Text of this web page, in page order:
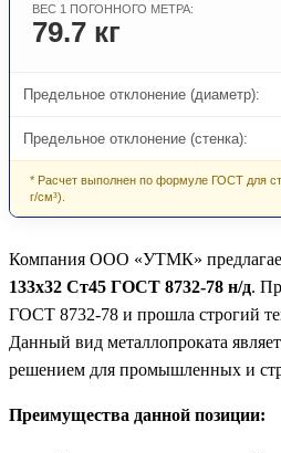
ВЕС 1 ПОГОННОГО МЕТРА:
79.7 кг
Предельное отклонение (диаметр):
Предельное отклонение (стенка):
* Расчет выполнен по формуле ГОСТ для
г/см³).
Компания ООО «УТМК»
133х32 Ст45 ГОСТ 8732-78 н/д.
ГОСТ 8732-78 и прошла строгий
Данный вид металлопроката
решением для промышленных и
Преимущества данной позиции: